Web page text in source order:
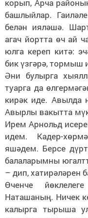
корып, Арча
башлыйлар.
белән ияләшә.
агач йортта өч ай
юлга кереп китә:
бик үзгәрә, тормыш
Әни булырга
туарга да
кирәк иде. Авылда
Авырлы вакытта
Ирем Арнольд
идем. Кадер-
яшәдем. Берсе
балаларымны
– дип, хатирәләрен
Өченче
Наташаның. Ничек
калырга тырыша